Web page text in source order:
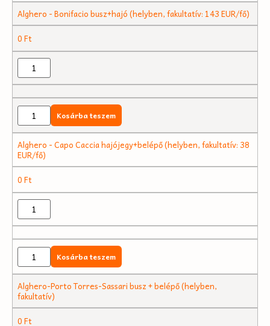
Alghero - Bonifacio busz+hajó (helyben, fakultatív: 143 EUR/fő)
0Ft
Kosárba teszem
Alghero - Capo Caccia hajójegy+belépő (helyben, fakultatív: 38
EUR/fő)
0Ft
Kosárba teszem
Alghero-Porto Torres-Sassari busz + belépő (helyben,
fakultatív)
0Ft